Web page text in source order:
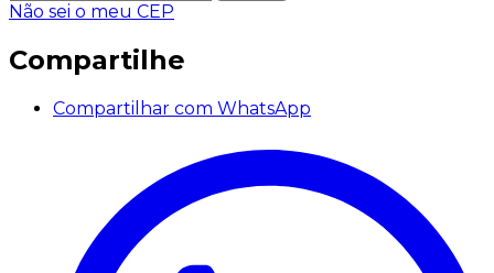
Não sei o meu CEP
Compartilhe
Compartilhar com WhatsApp